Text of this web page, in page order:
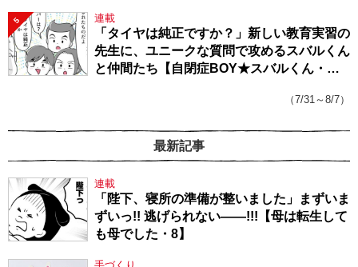
5 連載
「タイヤは純正ですか？」新しい教育実習の
先生に、ユニークな質問で攻めるスバルくん
と仲間たち【自閉症BOY★スバルくん・
（7/31～8/7）
最新記事
連載
「陛下、寝所の準備が整いました」まずいま
ずいっ!! 逃げられない――!!!【母は転生して
も母でした・8】